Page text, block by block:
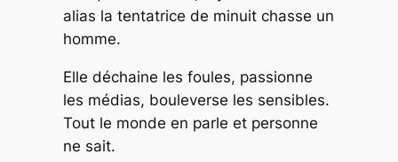
alias la tentatrice de minuit chasse un
homme.
Elle déchaine les foules, passionne
les médias, bouleverse les sensibles.
Tout le monde en parle et personne
ne sait.